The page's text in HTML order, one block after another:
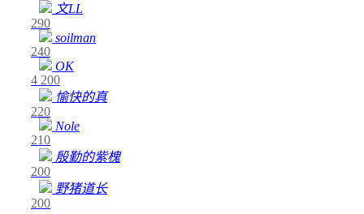
文LL
290
soilman
240
OK
4 200
愉快的真
220
Nole
210
殷勤的紫槐
200
野猪道长
200